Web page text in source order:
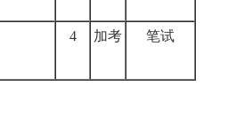
4 加考 笔试